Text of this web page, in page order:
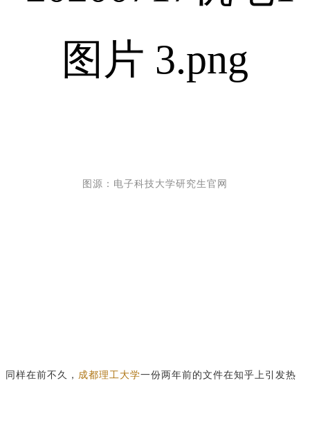
图源：电子科技大学研究生官网
同样在前不久， 成都理工大学一份两年前的文件在知乎上引发热